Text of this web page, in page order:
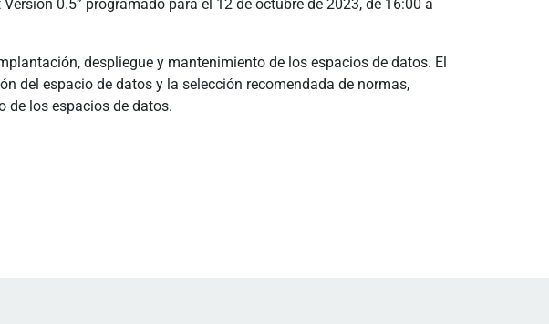
0.5” programado para el 12 de octubre de 2023, de 16:00 a
despliegue y mantenimiento de los espacios de datos. El
del espacio de datos y la selección recomendada de normas,
de los espacios de datos.